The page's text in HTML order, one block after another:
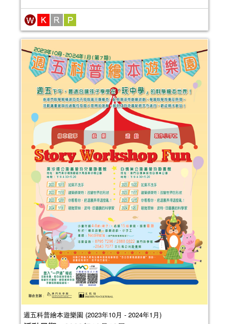
週五科普繪本遊樂園 (2023年10月 - 2024年1月)